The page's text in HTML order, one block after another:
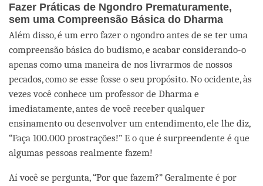
Fazer Práticas de Ngondro Prematuramente,
sem uma Compreensão Básica do Dharma
Além disso, é um erro fazer o ngondro antes de se ter uma
compreensão básica do budismo, e acabar considerando-o
apenas como uma maneira de nos livrarmos de nossos
pecados, como se esse fosse o seu propósito. No ocidente, às
vezes você conhece um professor de Dharma e
imediatamente, antes de você receber qualquer
ensinamento ou desenvolver um entendimento, ele lhe diz,
“Faça 100.000 prostrações!” E o que é surpreendente é que
algumas pessoas realmente fazem!
Aí você se pergunta, “Por que fazem?” Geralmente é por